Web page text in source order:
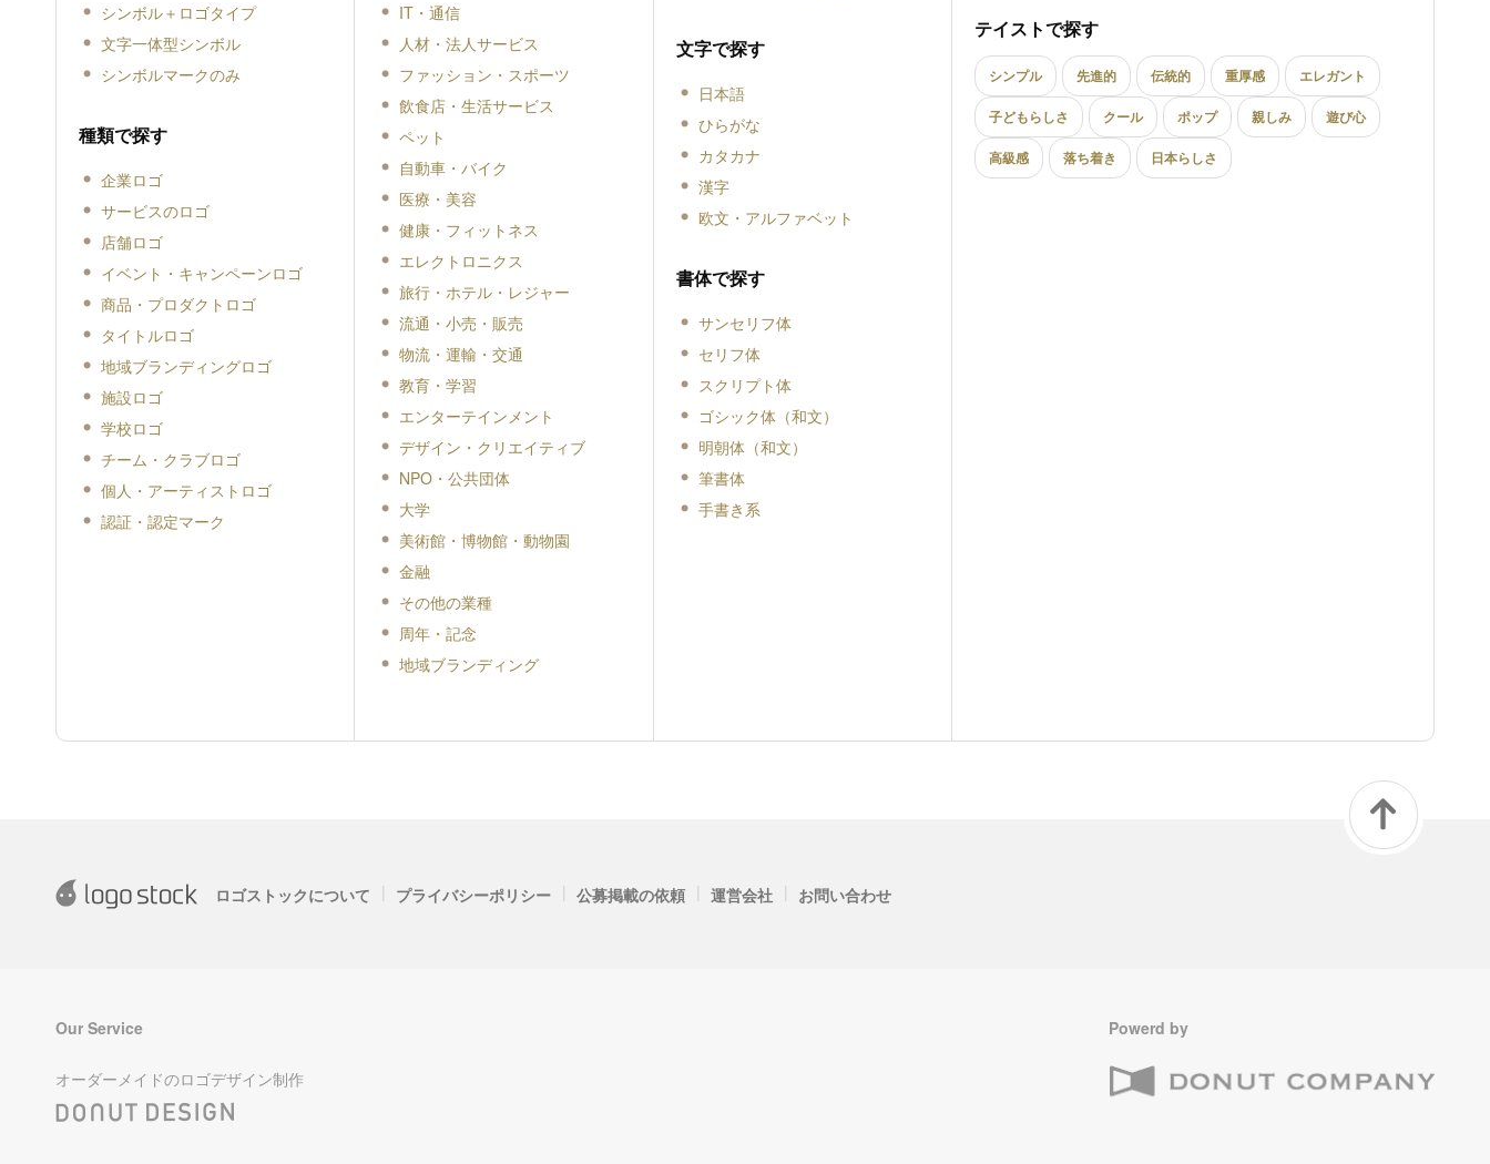
シンボル＋ロゴタイプ
文字一体型シンボル
シンボルマークのみ
種類で探す
企業ロゴ
サービスのロゴ
店舗ロゴ
イベント・キャンペーンロゴ
商品・プロダクトロゴ
タイトルロゴ
地域ブランディングロゴ
施設ロゴ
学校ロゴ
チーム・クラブロゴ
個人・アーティストロゴ
認証・認定マーク
IT・通信
人材・法人サービス
ファッション・スポーツ
飲食店・生活サービス
ペット
自動車・バイク
医療・美容
健康・フィットネス
エレクトロニクス
旅行・ホテル・レジャー
流通・小売・販売
物流・運輸・交通
教育・学習
エンターテインメント
デザイン・クリエイティブ
NPO・公共団体
大学
美術館・博物館・動物園
金融
その他の業種
周年・記念
地域ブランディング
文字で探す
日本語
ひらがな
カタカナ
漢字
欧文・アルファベット
書体で探す
サンセリフ体
セリフ体
スクリプト体
ゴシック体（和文）
明朝体（和文）
筆書体
手書き系
テイストで探す
シンプル 先進的 伝統的 重厚感 エレガント
子どもらしさ クール ポップ 親しみ 遊び心
高級感 落ち着き 日本らしさ
ロゴストックについて | プライバシーポリシー | 公募掲載の依頼 | 運営会社 | お問い合わせ
Our Service
オーダーメイドのロゴデザイン制作
Powerd by